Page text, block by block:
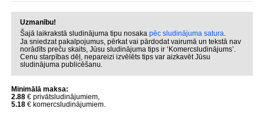
Uzmanību!
Šajā laikrakstā sludinājuma tipu nosaka pēc sludinājuma satura.
Ja sniedzat pakalpojumus, pērkat vai pārdodat vairumā un tekstā nav
norādīts preču skaits, Jūsu sludinājuma tips ir ‘Komercsludinājums’.
Cenu starpības dēļ, nepareizi izvēlēts tips var aizkavēt Jūsu
sludinājuma publicēšanu.
Minimālā maksa:
2.88€ privātsludinājumiem,
5.18€ komercsludinājumiem.